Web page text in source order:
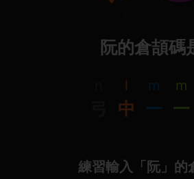
阮的倉頡碼
l
中
m
一
m
一
練習輸入「阮」的